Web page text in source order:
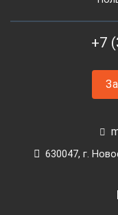
+7
630047, г.